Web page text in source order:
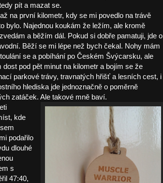
pít a mazat se.
na první kilometr, kdy se mi povedlo na trávě
bylo. Najednou koukám že ležím, ale kromě
a běžím dál. Pokud si dobře pamatuji, jde o
Běží se mi lépe než bych čekal. Nohy mám
se a pobíhání po Českém Švýcarsku, ale
pod pět minut na kilometr a bojím se že
parkové trávy, travnatých hřišť a lesních cest, i
hlediska jde jednoznačně o poměrně
zatáček. Ale takové mně baví.
kde
podařilo
dlouhé
s
47:40,